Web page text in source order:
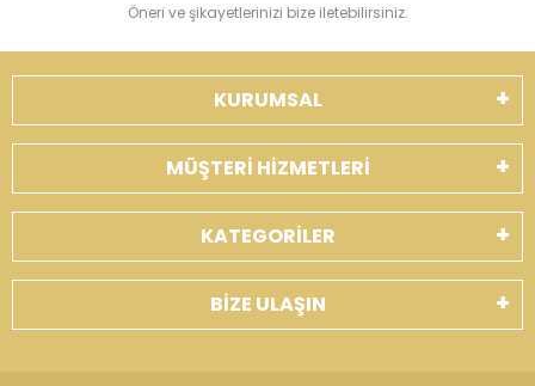
Öneri ve şikayetlerinizi bize iletebilirsiniz.
KURUMSAL
MÜŞTERİ HİZMETLERİ
KATEGORİLER
BİZE ULAŞIN